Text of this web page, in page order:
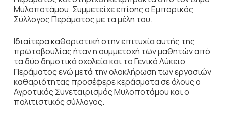
Μυλοποτάμου. Συμμετείχε επίσης ο Εμπορικός
Σύλλογος Περάματος με τα μέλη του.
Ιδιαίτερα καθοριστική στην επιτυχία αυτής της
πρωτοβουλίας ήταν η συμμετοχή των μαθητών από
τα δύο δημοτικά σχολεία και το Γενικό Λύκειο
Περάματος ενώ μετά την ολοκλήρωση των εργασιών
καθαριότητας προσέφερε κεράσματα σε όλους ο
Αγροτικός Συνεταιρισμός Μυλοποτάμου και ο
πολιτιστικός σύλλογος.